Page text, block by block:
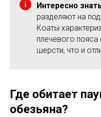
Интересно
разделяют на
Коаты
плечевого пояса
шерсти, что и
Где обитает
обезьяна?